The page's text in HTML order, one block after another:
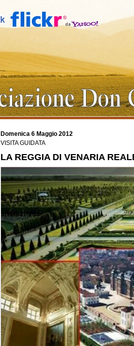
Domenica 6 Maggio 2012
VISITA GUIDATA
LA REGGIA DI VENARIA